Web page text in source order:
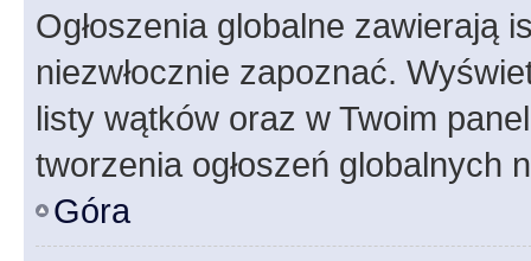
Ogłoszenia globalne zawierają
niezwłocznie zapoznać.
listy wątków oraz w Twoim
tworzenia ogłoszeń globalnych
Góra